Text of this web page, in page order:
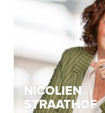
NICOLIEN
STRAATHOF